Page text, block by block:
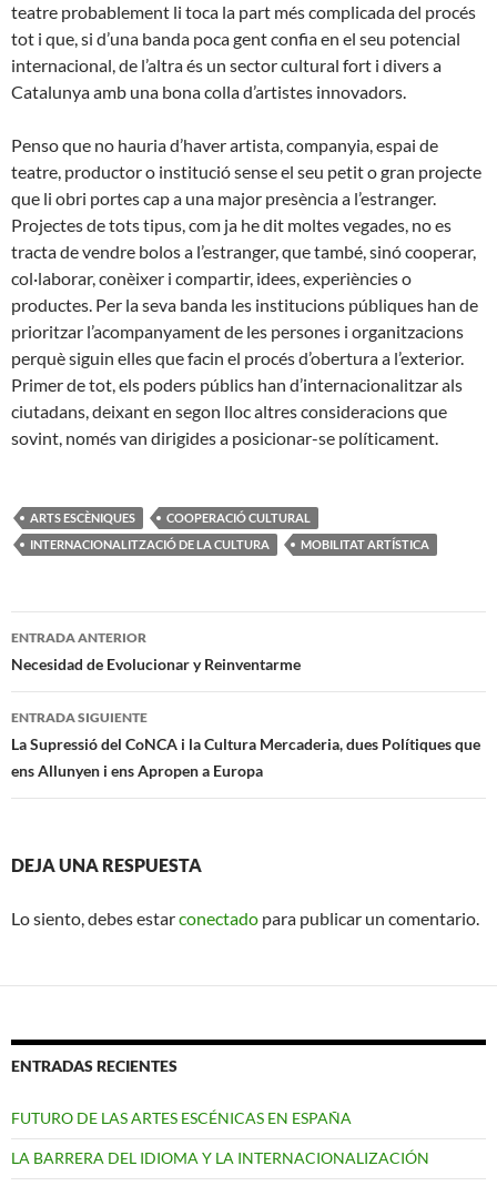
teatre probablement li toca la part més complicada del procés
tot i que, si d’una banda poca gent confia en el seu potencial
internacional, de l’altra és un sector cultural fort i divers a
Catalunya amb una bona colla d’artistes innovadors.
Penso que no hauria d’haver artista, companyia, espai de
teatre, productor o institució sense el seu petit o gran projecte
que li obri portes cap a una major presència a l’estranger.
Projectes de tots tipus, com ja he dit moltes vegades, no es
tracta de vendre bolos a l’estranger, que també, sinó cooperar,
col·laborar, conèixer i compartir, idees, experiències o
productes. Per la seva banda les institucions públiques han de
prioritzar l’acompanyament de les persones i organitzacions
perquè siguin elles que facin el procés d’obertura a l’exterior.
Primer de tot, els poders públics han d’internacionalitzar als
ciutadans, deixant en segon lloc altres consideracions que
sovint, només van dirigides a posicionar-se políticament.
ARTS ESCÈNIQUES
COOPERACIÓ CULTURAL
INTERNACIONALITZACIÓ DE LA CULTURA
MOBILITAT ARTÍSTICA
Navegación
de
entradas
ENTRADA ANTERIOR
Necesidad de Evolucionar y Reinventarme
ENTRADA SIGUIENTE
La Supressió del CoNCA i la Cultura Mercaderia, dues Polítiques que
ens Allunyen i ens Apropen a Europa
DEJA UNA RESPUESTA
Lo siento, debes estarconectado para publicar un comentario.
ENTRADAS RECIENTES
FUTURO DE LAS ARTES ESCÉNICAS EN ESPAÑA
LA BARRERA DEL IDIOMA Y LA INTERNACIONALIZACIÓN